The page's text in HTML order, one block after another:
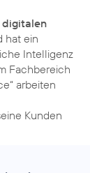
digitalen
hat ein
Intelligenz
Fachbereich
arbeiten
Kunden